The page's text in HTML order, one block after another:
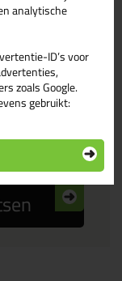
analytische
ID’s voor
zoals Google.
gebruikt: